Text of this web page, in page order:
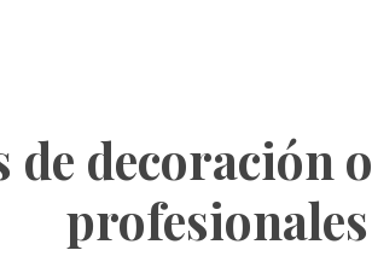
de decoración
profesionales